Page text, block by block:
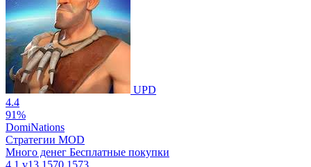
UPD
4.4
91%
DomiNations
Стратегии MOD
Много денег Бесплатные покупки
4.1 v13.1570.1573